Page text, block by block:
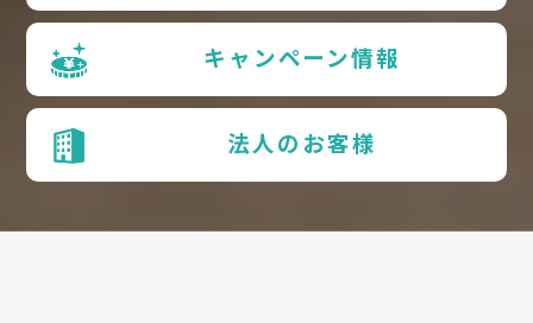
キャンペーン情報
法人のお客様